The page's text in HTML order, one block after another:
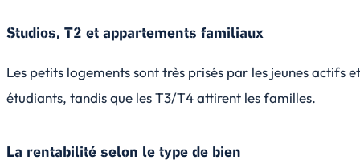
Studios, T2 et appartements familiaux
Les petits logements sont très prisés par les jeunes actifs et
étudiants, tandis que les T3/T4 attirent les familles.
La rentabilité selon le type de bien